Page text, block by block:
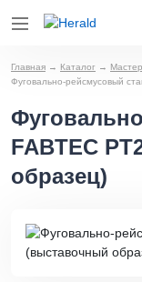
Главная → Каталог →
Фуговально-рейсмусовый
FABTEC
образец)